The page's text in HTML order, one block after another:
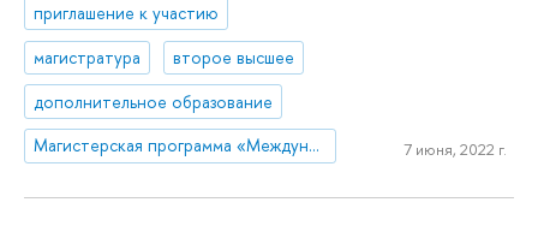
приглашение к участию
магистратура
второе высшее
дополнительное образование
Магистерская программа «Международный корпоративный комплаенс и этика бизнеса»
7 июня, 2022 г.